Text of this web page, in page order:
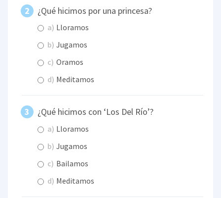
¿Qué hicimos por una princesa?
a) Lloramos
b) Jugamos
c) Oramos
d) Meditamos
¿Qué hicimos con ‘Los Del Río’?
a) Lloramos
b) Jugamos
c) Bailamos
d) Meditamos